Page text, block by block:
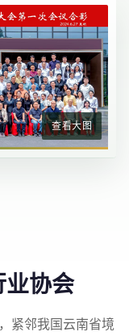
查看大图
业协会
紧邻我国云南省境